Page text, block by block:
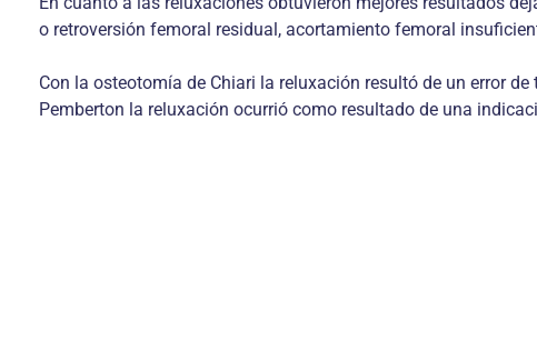
o retroversión femoral residual, acortamiento femoral
Con la osteotomía de Chiari la reluxación resultó de un error
Pemberton la reluxación ocurrió como resultado de una